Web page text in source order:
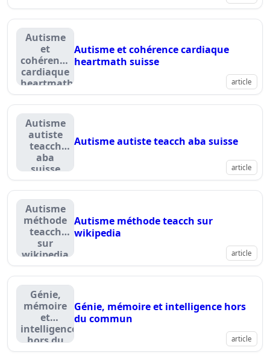
Autisme
et
cohérence
cardiaque
heartmath
suisse
Autisme et cohérence cardiaque
heartmath suisse
article
Autisme
autiste
teacch
aba
suisse
Autisme autiste teacch aba suisse
article
Autisme
méthode
teacch
sur
wikipedia
Autisme méthode teacch sur
wikipedia
article
Génie,
mémoire
et
intelligence
hors du
commun
Génie, mémoire et intelligence hors
du commun
article